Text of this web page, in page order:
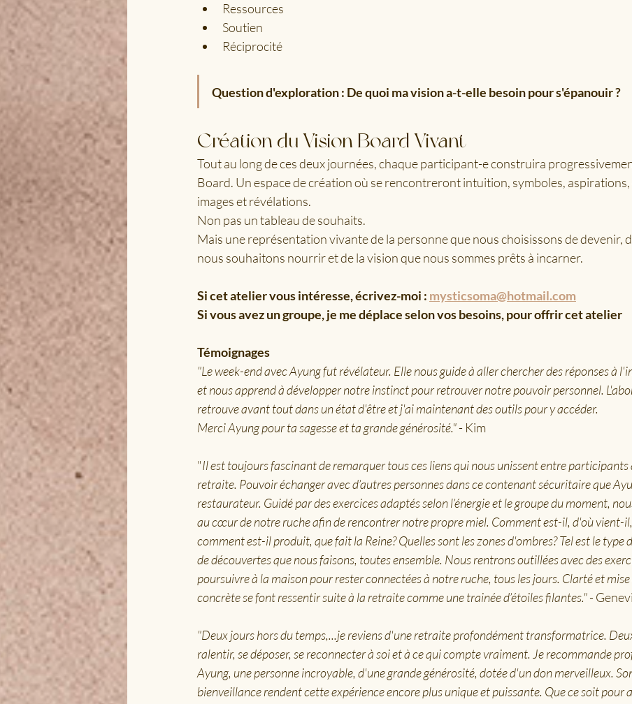
Ressources
Soutien
Réciprocité
Question d'exploration : De quoi ma vision a-t-elle besoin pour s'épanouir ?
Création du Vision Board Vivant
Tout au long de ces deux journées, chaque participant-e construira
Board. Un espace de création où se rencontreront intuition, symboles,
images et révélations.
Non pas un tableau de souhaits.
Mais une représentation vivante de la personne que nous choisissons de devenir,
nous souhaitons nourrir et de la vision que nous sommes prêts à incarner.
Si cet atelier vous intéresse, écrivez-moi : mysticsoma@hotmail.com
Si vous avez un groupe, je me déplace selon vos besoins, pour offrir cet atelier
Témoignages
"Le week-end avec Ayung fut révélateur. Elle nous guide à aller chercher des réponses à
et nous apprend à développer notre instinct pour retrouver notre pouvoir personnel.
retrouve avant tout dans un état d'être et j'ai maintenant des outils pour y accéder.
Merci Ayung pour ta sagesse et ta grande générosité." - Kim
"Il est toujours fascinant de remarquer tous ces liens qui nous unissent entre participants
retraite. Pouvoir échanger avec d’autres personnes dans ce contenant sécuritaire que
restaurateur. Guidé par des exercices adaptés selon l’énergie et le groupe du moment,
au cœur de notre ruche afin de rencontrer notre propre miel. Comment est-il, d'où vient-
comment est-il produit, que fait la Reine? Quelles sont les zones d'ombres? Tel est le type
de découvertes que nous faisons, toutes ensemble. Nous rentrons outillées avec des
poursuivre à la maison pour rester connectées à notre ruche, tous les jours. Clarté et
concrète se font ressentir suite à la retraite comme une trainée d’étoiles filantes." -
"Deux jours hors du temps,...je reviens d'une retraite profondément transformatrice.
ralentir, se déposer, se reconnecter à soi et à ce qui compte vraiment. Je recommande
Ayung, une personne incroyable, d'une grande générosité, dotée d'un don merveilleux.
bienveillance rendent cette expérience encore plus unique et puissante. Que ce soit pour